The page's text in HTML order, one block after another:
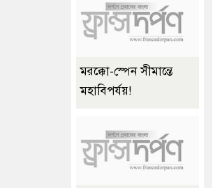
মরক্কো-স্পেন সীমান্তে
মহাবিপর্যয়!